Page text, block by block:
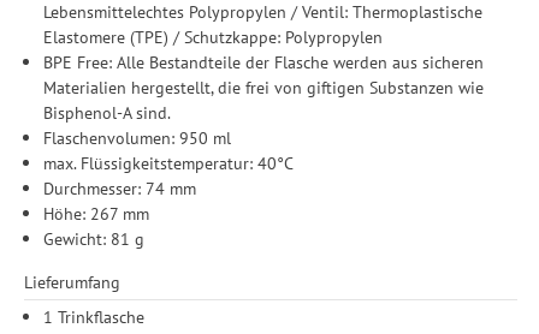
Lebensmittelechtes Polypropylen / Ventil: Thermoplastische
Elastomere (TPE) / Schutzkappe: Polypropylen
BPE Free: Alle Bestandteile der Flasche werden aus sicheren
Materialien hergestellt, die frei von giftigen Substanzen wie
Bisphenol-A sind.
Flaschenvolumen: 950 ml
max. Flüssigkeitstemperatur: 40°C
Durchmesser: 74 mm
Höhe: 267 mm
Gewicht: 81 g
Lieferumfang
1 Trinkflasche